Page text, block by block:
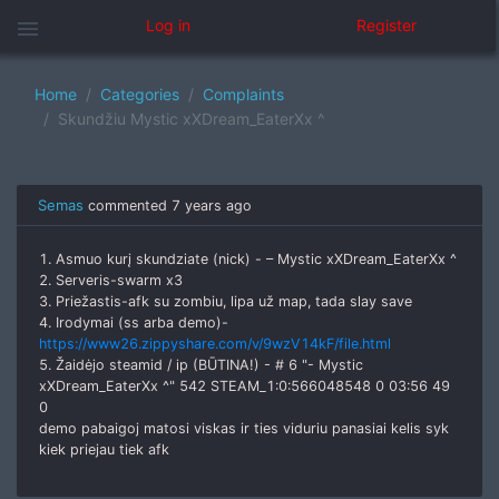
menu Log in Register
Home Categories
Complaints
Skundžiu Mystic xXDream_EaterXx ^
Semas commented 7 years ago
1. Asmuo kurį skundziate (nick) - – Mystic xXDream_EaterXx ^
2. Serveris-swarm x3
3. Priežastis-afk su zombiu, lipa už map, tada slay save
4. Irodymai (ss arba demo)-
https://www26.zippyshare.com/v/9wzV14kF/file.html
5. Žaidėjo steamid / ip (BŪTINA!) - # 6 "- Mystic
xXDream_EaterXx ^" 542 STEAM_1:0:566048548 0 03:56 49
0
demo pabaigoj matosi viskas ir ties viduriu panasiai kelis syk
kiek priejau tiek afk